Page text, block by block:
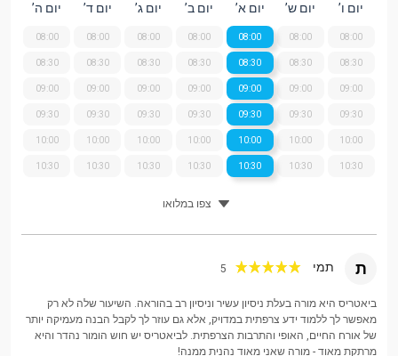
יום ו’
08:00
08:30
09:00
09:30
10:00
10:30
יום ש’
08:00
08:30
09:00
09:30
10:00
10:30
יום א’
08:00
08:30
09:00
09:30
10:00
10:30
יום ב’
08:00
08:30
09:00
09:30
10:00
10:30
יום ג’
08:00
08:30
09:00
09:30
10:00
10:30
יום ד’
08:00
08:30
09:00
09:30
10:00
10:30
יום ה’
08:00
08:30
09:00
09:30
10:00
10:30
צפו במלואו
ת תמי 5
ביאטריס היא מורה בעלת ניסיון עשיר וניסיון רב בהוראה. השיעור שלה לא רק
מאפשר לך ללמוד ידע צרפתית במדויק, אלא גם עוזר לך לקבל הבנה מעמיקה יותר
של אורח החיים, האופי והתרבות הצרפתית. לביאטריס יש חוש הומור נהדר והיא
מרתקת מאוד - מורה שאני מאוד נהנית ממנה!